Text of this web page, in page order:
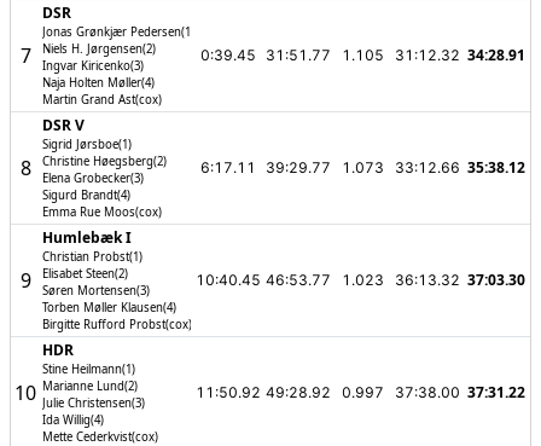
7
DSR
Jonas Grønkjær Pedersen(1)
Niels H. Jørgensen(2)
Ingvar Kiricenko(3)
Naja Holten Møller(4)
Martin Grand Ast(cox)
0:39.45 31:51.77 1.105 31:12.32 34:28.91
8
DSR V
Sigrid Jørsboe(1)
Christine Høegsberg(2)
Elena Grobecker(3)
Sigurd Brandt(4)
Emma Rue Moos(cox)
6:17.11 39:29.77 1.073 33:12.66 35:38.12
9
Humlebæk I
Christian Probst(1)
Elisabet Steen(2)
Søren Mortensen(3)
Torben Møller Klausen(4)
Birgitte Rufford Probst(cox)
10:40.45 46:53.77 1.023 36:13.32 37:03.30
10
HDR
Stine Heilmann(1)
Marianne Lund(2)
Julie Christensen(3)
Ida Willig(4)
Mette Cederkvist(cox)
11:50.92 49:28.92 0.997 37:38.00 37:31.22